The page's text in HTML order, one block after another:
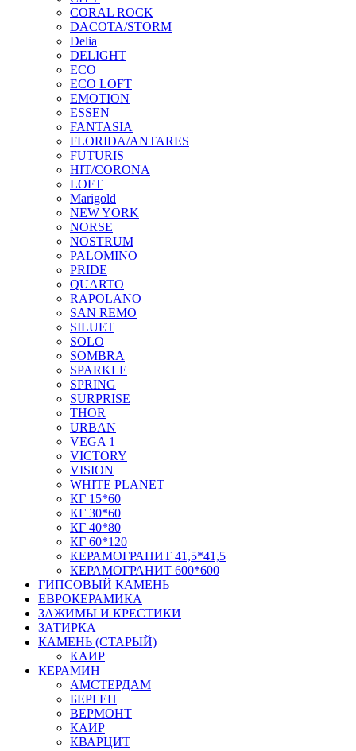
CORAL ROCK
DACOTA/STORM
Delia
DELIGHT
ECO
ECO LOFT
EMOTION
ESSEN
FANTASIA
FLORIDA/ANTARES
FUTURIS
HIT/CORONA
LOFT
Marigold
NEW YORK
NORSE
NOSTRUM
PALOMINO
PRIDE
QUARTO
RAPOLANO
SAN REMO
SILUET
SOLO
SOMBRA
SPARKLE
SPRING
SURPRISE
THOR
URBAN
VEGA 1
VICTORY
VISION
WHITE PLANET
КГ 15*60
КГ 30*60
КГ 40*80
КГ 60*120
КЕРАМОГРАНИТ 41,5*41,5
КЕРАМОГРАНИТ 600*600
ГИПСОВЫЙ КАМЕНЬ
ЕВРОКЕРАМИКА
ЗАЖИМЫ И КРЕСТИКИ
ЗАТИРКА
КАМЕНЬ (СТАРЫЙ)
КАИР
КЕРАМИН
АМСТЕРДАМ
БЕРГЕН
ВЕРМОНТ
КАИР
КВАРЦИТ